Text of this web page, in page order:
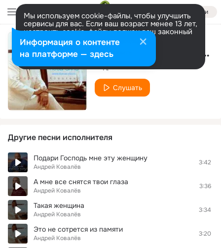
Войти
Мы используем cookie-файлы, чтобы улучшить
сервисы для вас. Если ваш возраст менее 13 лет,
настроить cookie-файлы должен ваш законный
представитель. Больше информации
Разрешить все Настроить С новым годом моя, Зая
Андрей Ковалёв
Слушать
Другие песни исполнителя
Подари Господь мне эту женщину
Андрей Ковалёв
3:42
А мне все снятся твои глаза
Андрей Ковалёв
3:36
Такая женщина
Андрей Ковалёв
3:34
Это не сотрется из памяти
Андрей Ковалёв
3:20
Информация о контенте
на платформе — здесь